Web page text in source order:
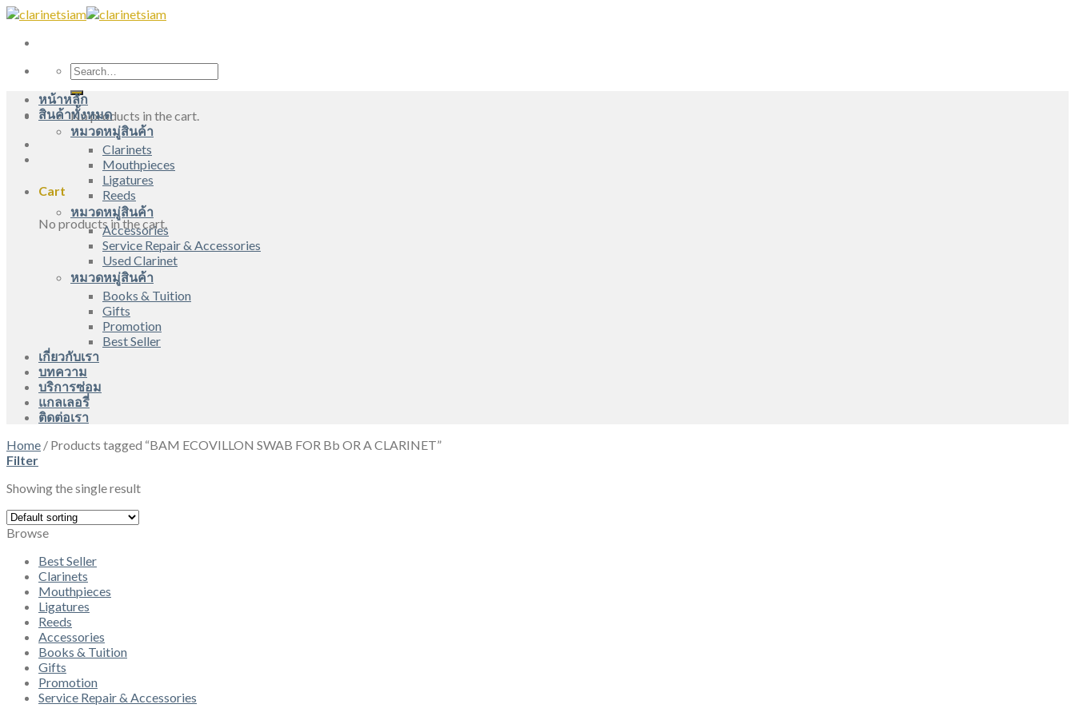
Skip
content
Search
for:
No products in the cart.
Cart
No products in the cart.
หน้าหลัก
สินค้าทั้งหมด
หมวดหมู่สินค้า
Clarinets
Mouthpieces
Ligatures
Reeds
หมวดหมู่สินค้า
Accessories
Service Repair & Accessories
Used Clarinet
หมวดหมู่สินค้า
Books & Tuition
Gifts
Promotion
Best Seller
เกี่ยวกับเรา
บทความ
บริการซ่อม
แกลเลอรี่
ติดต่อเรา
Home / Products tagged “BAM ECOVILLON SWAB FOR Bb OR A CLARINET”
Filter
Showing the single result
Browse
Best Seller
Clarinets
Mouthpieces
Ligatures
Reeds
Accessories
Books & Tuition
Gifts
Promotion
Service Repair & Accessories